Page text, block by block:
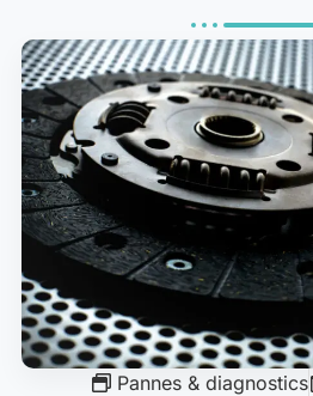
Pannes & diagnostics